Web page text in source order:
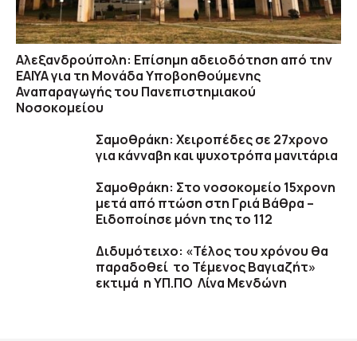
Αλεξανδρούπολη: Επίσημη αδειοδότηση από την
ΕΑΙΥΑ για τη Μονάδα Υποβοηθούμενης
Αναπαραγωγής του Πανεπιστημιακού
Νοσοκομείου
Σαμοθράκη: Χειροπέδες σε 27χρονο
για κάνναβη και ψυχοτρόπα μανιτάρια
Σαμοθράκη: Στο νοσοκομείο 15χρονη
μετά από πτώση στη Γριά Βάθρα –
Ειδοποίησε μόνη της το 112
Διδυμότειχο: «Τέλος του χρόνου θα
παραδοθεί το Τέμενος Βαγιαζήτ»
εκτιμά η ΥΠ.ΠΟ Λίνα Μενδώνη